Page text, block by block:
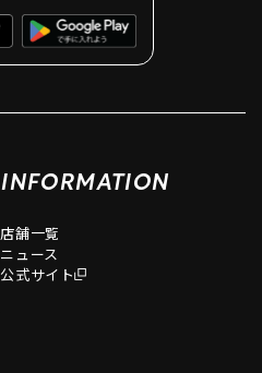
INFORMATION
店舗一覧
ニュース
公式サイト